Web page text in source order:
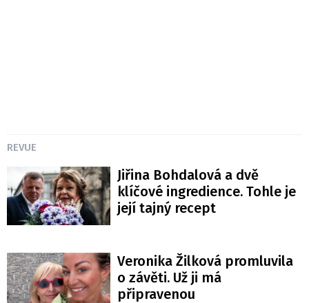
REVUE
Jiřina Bohdalová a dvě
klíčové ingredience. Tohle je
její tajný recept
Veronika Žilková promluvila
o závěti. Už ji má
připravenou